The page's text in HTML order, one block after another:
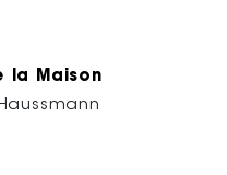
la Maison